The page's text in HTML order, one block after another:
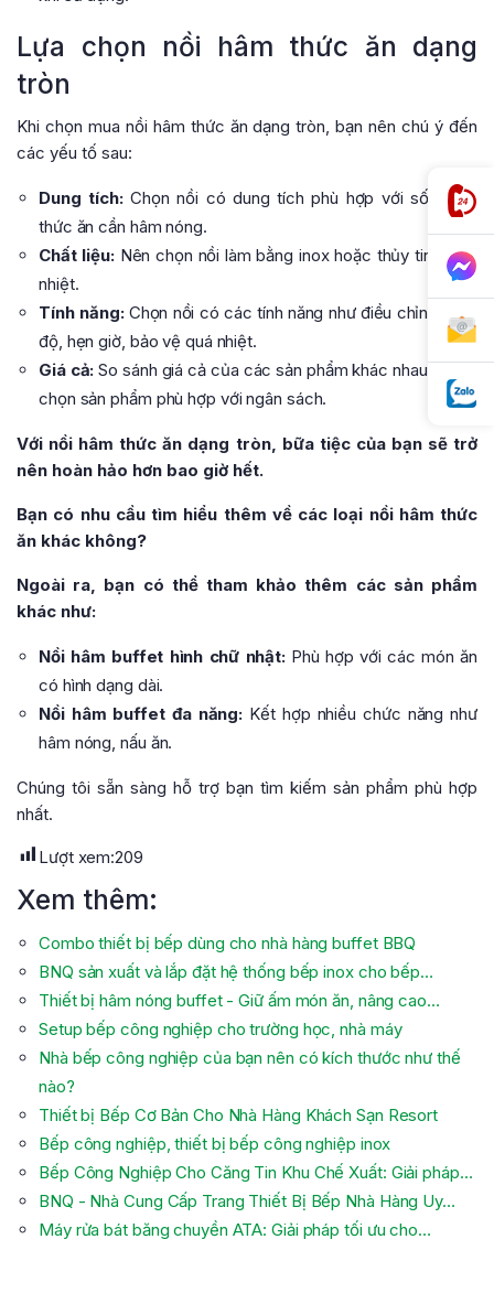
Lựa chọn nồi hâm thức ăn dạng
tròn
Khi chọn mua nồi hâm thức ăn dạng tròn, bạn nên chú ý đến
các yếu tố sau:
Dung tích:Chọn nồi có dung tích phù hợp với số lượng
thức ăn cần hâm nóng.
Chất liệu:Nên chọn nồi làm bằng inox hoặc thủy tinh chịu
nhiệt.
Tính năng:Chọn nồi có các tính năng như điều chỉnh nhiệt
độ, hẹn giờ, bảo vệ quá nhiệt.
Giá cả: So sánh giá cả của các sản phẩm khác nhau để lựa
chọn sản phẩm phù hợp với ngân sách.
Với nồi hâm thức ăn dạng tròn, bữa tiệc của bạn sẽ trở
nên hoàn hảo hơn bao giờ hết.
Bạn có nhu cầu tìm hiểu thêm về các loại nồi hâm thức
ăn khác không?
Ngoài ra, bạn có thể tham khảo thêm các sản phẩm
khác như:
Nồi hâm buffet hình chữ nhật: Phù hợp với các món ăn
có hình dạng dài.
Nồi hâm buffet đa năng: Kết hợp nhiều chức năng như
hâm nóng, nấu ăn.
Chúng tôi sẵn sàng hỗ trợ bạn tìm kiếm sản phẩm phù hợp
nhất.
Lượt xem:209
Xem thêm:
Combo thiết bị bếp dùng cho nhà hàng buffet BBQ
BNQ sản xuất và lắp đặt hệ thống bếp inox cho bếp…
Thiết bị hâm nóng buffet - Giữ ấm món ăn, nâng cao…
Setup bếp công nghiệp cho trường học, nhà máy
Nhà bếp công nghiệp của bạn nên có kích thước như thế
nào?
Thiết bị Bếp Cơ Bản Cho Nhà Hàng Khách Sạn Resort
Bếp công nghiệp, thiết bị bếp công nghiệp inox
Bếp Công Nghiệp Cho Căng Tin Khu Chế Xuất: Giải pháp…
BNQ - Nhà Cung Cấp Trang Thiết Bị Bếp Nhà Hàng Uy…
Máy rửa bát băng chuyền ATA: Giải pháp tối ưu cho…